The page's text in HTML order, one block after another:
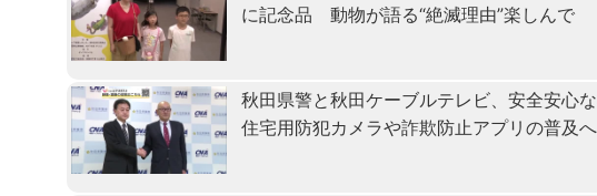
に記念品 動物が語る“絶滅理由”楽しんで
秋田県警と秋田ケーブルテレビ、安全安心
住宅用防犯カメラや詐欺防止アプリの普及へ